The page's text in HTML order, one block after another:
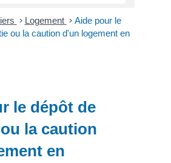
> Logement > Aide pour le
ou la caution d'un logement en
le dépôt de
la caution
en